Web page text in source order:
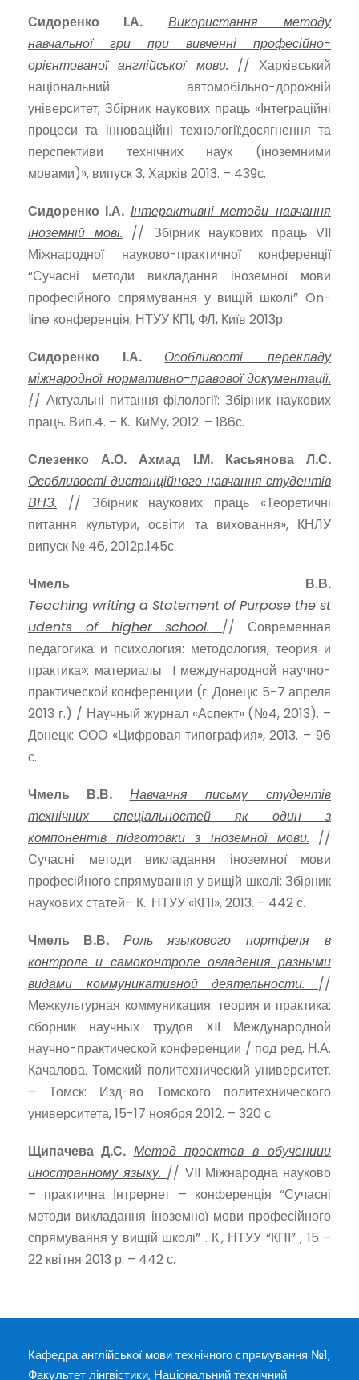
Сидоренко І.А.
Використання методу
навчальної гри при вивченні професійно-
орієнтованої англійської мови. // Харківський
національний автомобільно-дорожній
університет, Збірник наукових праць «Інтеграційні
процеси та інноваційні технології:досягнення та
перспективи технічних наук (іноземними
мовами)», випуск 3, Харків 2013. – 439с.
Сидоренко І.А. Інтерактивні методи навчання
іноземній мові. // Збірник наукових праць VII
Міжнародної науково-практичної конференції
“Сучасні методи викладання іноземної мови
професійного спрямування у вищій школі” On-
line конференція, НТУУ КПІ, ФЛ, Київ 2013р.
Сидоренко І.А. Особливості перекладу
міжнародної нормативно-правової документації.
// Актуальні питання філології: Збірник наукових
праць. Вип.4. – К.: КиМу, 2012. – 186с.
Слезенко А.О. Ахмад І.М. Касьянова Л.С.
Особливості дистанційного навчання студентів
ВНЗ. // Збірник наукових праць «Теоретичні
питання культури, освіти та виховання», КНЛУ
випуск № 46, 2012р.145с.
Чмель В.В.
Teaching writing a Statement ofPurpose the st
udents of higherschool.
// Современная
педагогика и психология: методология, теория и
практика»: материалы I международной научно-
практической конференции (г. Донецк: 5-7 апреля
2013 г.) / Научный журнал «Аспект» (№4, 2013). –
Донецк: ООО «Цифровая типография», 2013. – 96
с.
Чмель В.В.
Навчання письму студентів
технічних спеціальностей як один з
компонентів підготовки з іноземної мови. //
Сучасні методи викладання іноземної мови
професійного спрямування у вищій школі: Збірник
наукових статей– К.: НТУУ «КПІ», 2013. – 442 с.
Чмель В.В.
Роль языкового портфеля в
контроле и самоконтроле овладения разными
видами коммуникативной деятельности.
//
Межкультурная коммуникация: теория и практика:
сборник научных трудов XIІ Международной
научно-практической конференции / под ред. Н.А.
Качалова. Томский политехнический университет.
– Томск: Изд-во Томского политехнического
университета, 15-17 ноября 2012. – 320 с.
Щипачева Д.С. Метод проектов в обучениии
иностранному языку. // VII Міжнародна науково
– практична Інтрернет – конференція “Сучасні
методи викладання іноземної мови професійного
спрямування у вищій школі” . К., НТУУ “КПІ” , 15 –
22 квітня 2013 р. – 442 с.
Кафедра англійської мови технічного спрямування №1,
Факультет лінгвістики, Національний технічний